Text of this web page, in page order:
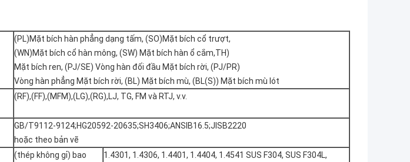
(PL)Mặt bích hàn phẳng dạng tấm, (SO)Mặt bích cổ trượt,
(WN)Mặt bích cổ hàn mông, (SW) Mặt bích hàn ổ cắm,TH)
Mặt bích ren, (PJ/SE) Vòng hàn đối đầu Mặt bích rời, (PJ/PR)
Vòng hàn phẳng Mặt bích rời, (BL) Mặt bích mù, (BL(S)) Mặt bích mù lót
(RF),(FF),(MFM),(LG),(RG),LJ, TG, FM và RTJ, v.v.
GB/T9112-9124;HG20592-20635;SH3406;ANSIB16.5;JISB2220
hoặc theo bản vẽ
(thép không gỉ) bao
1.4301, 1.4306, 1.4401, 1.4404, 1.4541 SUS F304, SUS F304L,